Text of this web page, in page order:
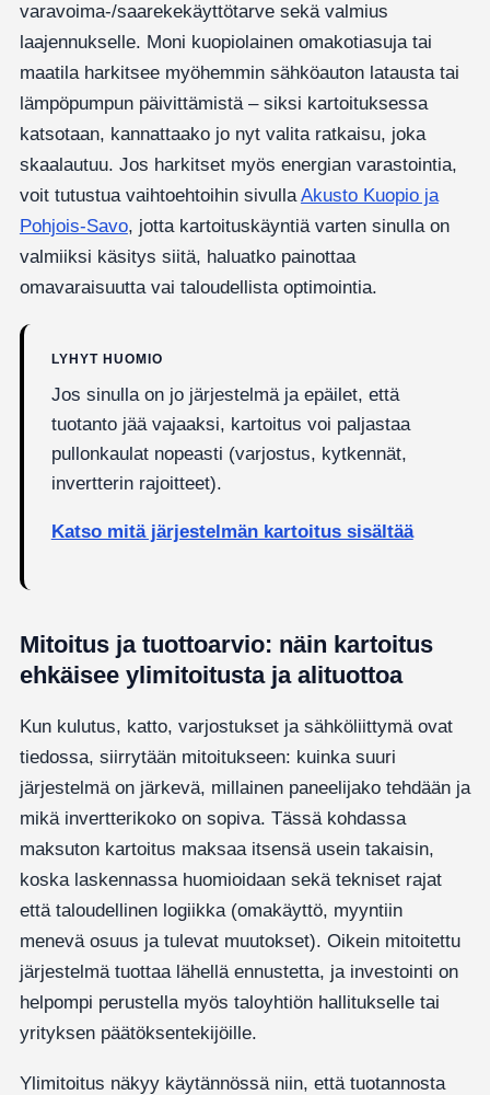
varavoima-/saarekekäyttötarve sekä valmius
laajennukselle. Moni kuopiolainen omakotiasuja tai
maatila harkitsee myöhemmin sähköauton latausta tai
lämpöpumpun päivittämistä – siksi kartoituksessa
katsotaan, kannattaako jo nyt valita ratkaisu, joka
skaalautuu. Jos harkitset myös energian varastointia,
voit tutustua vaihtoehtoihin sivullaAkusto Kuopio ja
Pohjois-Savo, jotta kartoituskäyntiä varten sinulla on
valmiiksi käsitys siitä, haluatko painottaa
omavaraisuutta vai taloudellista optimointia.
LYHYT HUOMIO
Jos sinulla on jo järjestelmä ja epäilet, että
tuotanto jää vajaaksi, kartoitus voi paljastaa
pullonkaulat nopeasti (varjostus, kytkennät,
invertterin rajoitteet).
Katso mitä järjestelmän kartoitus sisältää
Mitoitus ja tuottoarvio: näin kartoitus
ehkäisee ylimitoitusta ja alituottoa
Kun kulutus, katto, varjostukset ja sähköliittymä ovat
tiedossa, siirrytään mitoitukseen: kuinka suuri
järjestelmä on järkevä, millainen paneelijako tehdään ja
mikä invertterikoko on sopiva. Tässä kohdassa
maksuton kartoitus maksaa itsensä usein takaisin,
koska laskennassa huomioidaan sekä tekniset rajat
että taloudellinen logiikka (omakäyttö, myyntiin
menevä osuus ja tulevat muutokset). Oikein mitoitettu
järjestelmä tuottaa lähellä ennustetta, ja investointi on
helpompi perustella myös taloyhtiön hallitukselle tai
yrityksen päätöksentekijöille.
Ylimitoitus näkyy käytännössä niin, että tuotannosta